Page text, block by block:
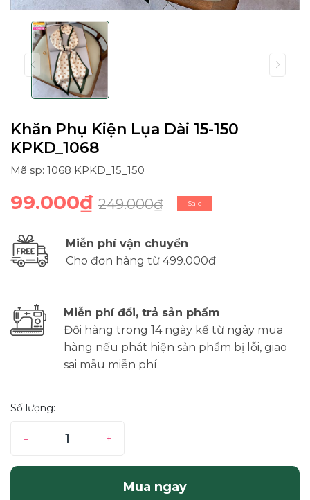
Khăn Phụ Kiện Lụa Dài 15-150
KPKD_1068
Mã sp: 1068 KPKD_15_150
99.000₫ 249.000₫ Sale
Miễn phí vận chuyển
Cho đơn hàng từ 499.000đ
Miễn phí đổi, trả sản phẩm
Đổi hàng trong 14 ngày kể từ ngày mua
hàng nếu phát hiện sản phẩm bị lỗi, giao
sai mẫu miễn phí
Số lượng:
– +
Mua ngay